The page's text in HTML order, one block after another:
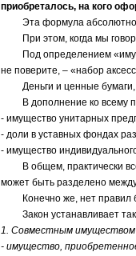
приобреталось, на кого
Эта формула абсолютно
При этом, когда мы
Под определением
не поверите, – «набор
Деньги и ценные бумаги,
В дополнение ко всему
- имущество унитарных
- доли в уставных фондах
- имущество
В общем, практически все,
может быть разделено
Конечно же, нет правил
Закон устанавливает
1. Совместным имуществом
- имущество,